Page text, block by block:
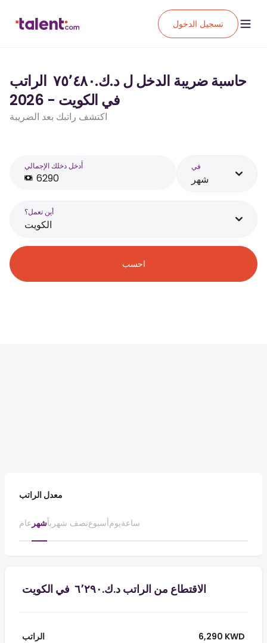
تسجيل الدخول
حاسبة ضريبة الدخل ل د.ك.‏٧٥٬٤٨٠ ‏ الراتب
في الكويت - 2026
اكتشف راتبك بعد الضريبة
أَدخل دخلك الإجمالي في
شهر
أين تعمل؟
الكويت
احسب
معدل الراتب
عام شهرنصف شهرياًأسبوعيومساعة
الاقتطاع من الراتب د.ك.‏٦٬٢٩٠ ‏ في الكويت
الراتب
6,290 KWD